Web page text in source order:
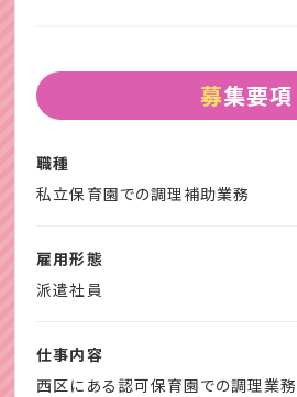
のお取引実績がございます。
認可保育園・認可外保育施設・院内
保育園や放課後児童クラブなど
きます。
・資格があっても使っていない☆
募集要項
職種
私立保育園での調理補助業務
雇用形態
派遣社員
仕事内容
西区にある認可保育園での調理業務